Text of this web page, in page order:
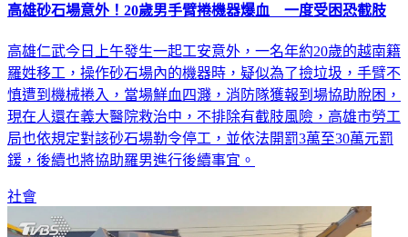
高雄砂石場意外！20歲男手臂捲機器爆血 一度受困恐截肢
高雄仁武今日上午發生一起工安意外，一名年約20歲的越南籍
羅姓移工，操作砂石場內的機器時，疑似為了撿垃圾，手臂不
慎遭到機械捲入，當場鮮血四濺，消防隊獲報到場協助脫困，
現在人還在義大醫院救治中，不排除有截肢風險，高雄市勞工
局也依規定對該砂石場勒令停工，並依法開罰3萬至30萬元罰
鍰，後續也將協助羅男進行後續事宜。
社會